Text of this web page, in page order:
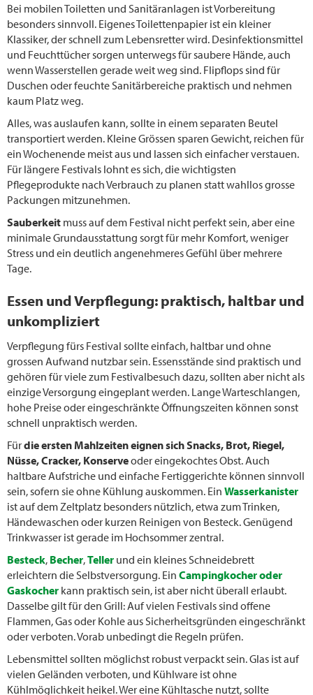
Bei mobilen Toiletten und Sanitäranlagen ist Vorbereitung
besonders sinnvoll. Eigenes Toilettenpapier ist ein kleiner
Klassiker, der schnell zum Lebensretter wird. Desinfektionsmittel
und Feuchttücher sorgen unterwegs für saubere Hände, auch
wenn Wasserstellen gerade weit weg sind. Flipflops sind für
Duschen oder feuchte Sanitärbereiche praktisch und nehmen
kaum Platz weg.
Alles, was auslaufen kann, sollte in einem separaten Beutel
transportiert werden. Kleine Grössen sparen Gewicht, reichen für
ein Wochenende meist aus und lassen sich einfacher verstauen.
Für längere Festivals lohnt es sich, die wichtigsten
Pflegeprodukte nach Verbrauch zu planen statt wahllos grosse
Packungen mitzunehmen.
Sauberkeit muss auf dem Festival nicht perfekt sein, aber eine
minimale Grundausstattung sorgt für mehr Komfort, weniger
Stress und ein deutlich angenehmeres Gefühl über mehrere
Tage.
Essen und Verpflegung: praktisch, haltbar und
unkompliziert
Verpflegung fürs Festival sollte einfach, haltbar und ohne
grossen Aufwand nutzbar sein. Essensstände sind praktisch und
gehören für viele zum Festivalbesuch dazu, sollten aber nicht als
einzige Versorgung eingeplant werden. Lange Warteschlangen,
hohe Preise oder eingeschränkte Öffnungszeiten können sonst
schnell unpraktisch werden.
Fürdie ersten Mahlzeiten eignen sich Snacks, Brot, Riegel,
Nüsse, Cracker, Konserveoder eingekochtes Obst. Auch
haltbare Aufstriche und einfache Fertiggerichte können sinnvoll
sein, sofern sie ohne Kühlung auskommen. Ein Wasserkanister
ist auf dem Zeltplatz besonders nützlich, etwa zum Trinken,
Händewaschen oder kurzen Reinigen von Besteck. Genügend
Trinkwasser ist gerade im Hochsommer zentral.
Besteck, Becher,Teller und ein kleines Schneidebrett
erleichtern die Selbstversorgung. Ein Campingkocher oder
Gaskocher kann praktisch sein, ist aber nicht überall erlaubt.
Dasselbe gilt für den Grill: Auf vielen Festivals sind offene
Flammen, Gas oder Kohle aus Sicherheitsgründen eingeschränkt
oder verboten. Vorab unbedingt die Regeln prüfen.
Lebensmittel sollten möglichst robust verpackt sein. Glas ist auf
vielen Geländen verboten, und Kühlware ist ohne
Kühlmöglichkeit heikel. Wer eine Kühltasche nutzt, sollte